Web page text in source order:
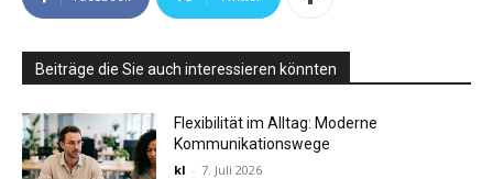
Beiträge die Sie auch interessieren könnten
Flexibilität im Alltag: Moderne
Kommunikationswege
kl - 7. Juli 2026